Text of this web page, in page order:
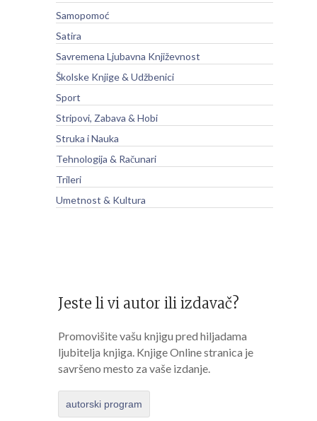
Samopomoć
Satira
Savremena Ljubavna Književnost
Školske Knjige & Udžbenici
Sport
Stripovi, Zabava & Hobi
Struka i Nauka
Tehnologija & Računari
Trileri
Umetnost & Kultura
Jeste li vi autor ili izdavač?
Promovišite vašu knjigu pred hiljadama
ljubitelja knjiga. Knjige Online stranica je
savršeno mesto za vaše izdanje.
autorski program